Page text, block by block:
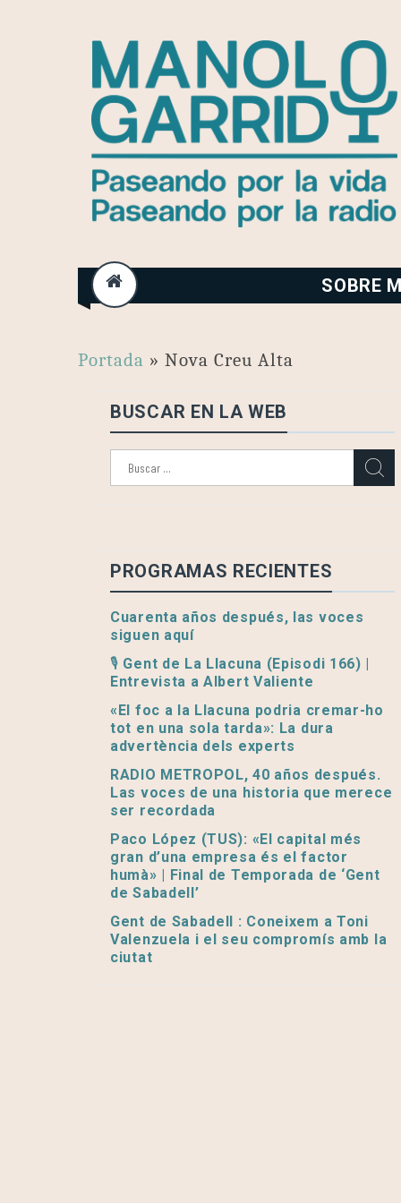
content
SOBRE
Portada » Nova Creu Alta
BUSCAR EN LA WEB
PROGRAMAS RECIENTES
Cuarenta años después, las voces
siguen aquí
🎙️ Gent de La Llacuna (Episodi 166) |
Entrevista a Albert Valiente
«El foc a la Llacuna podria cremar-ho
tot en una sola tarda»: La dura
advertència dels experts
RADIO METROPOL, 40 años después.
Las voces de una historia que merece
ser recordada
Paco López (TUS): «El capital més
gran d’una empresa és el factor
humà» | Final de Temporada de ‘Gent
de Sabadell’
Gent de Sabadell : Coneixem a Toni
Valenzuela i el seu compromís amb la
ciutat